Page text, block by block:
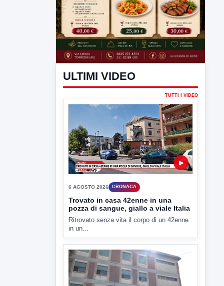
ULTIMI VIDEO
TUTTI I VIDEO
▶
6 AGOSTO 2026 CRONACA
Trovato in casa 42enne in una
pozza di sangue, giallo a viale Italia
Ritrovato senza vita il corpo di un 42enne
in un...